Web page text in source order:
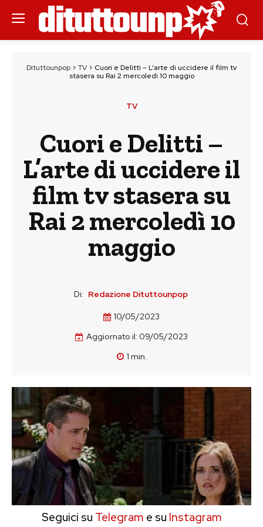
Dituttounpop > TV > Cuori e Delitti – L’arte di uccidere il film tv
stasera su Rai 2 mercoledì 10 maggio
TV
Cuori e Delitti –
L’arte di uccidere il
film tv stasera su
Rai 2 mercoledì 10
maggio
Di: Redazione Dituttounpop
10/05/2023
Aggiornato il: 09/05/2023
1 min.
Seguici su Telegram e su Instagram